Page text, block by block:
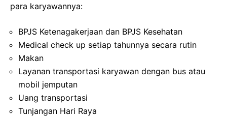
para karyawannya:
BPJS Ketenagakerjaan dan BPJS Kesehatan
Medical check up setiap tahunnya secara rutin
Makan
Layanan transportasi karyawan dengan bus atau
mobil jemputan
Uang transportasi
Tunjangan Hari Raya